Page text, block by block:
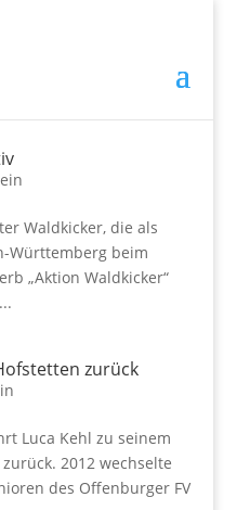
Waldkicker, die als
Württemberg beim
„Aktion Waldkicker“
zurück
Luca Kehl zu seinem
2012 wechselte
des Offenburger FV